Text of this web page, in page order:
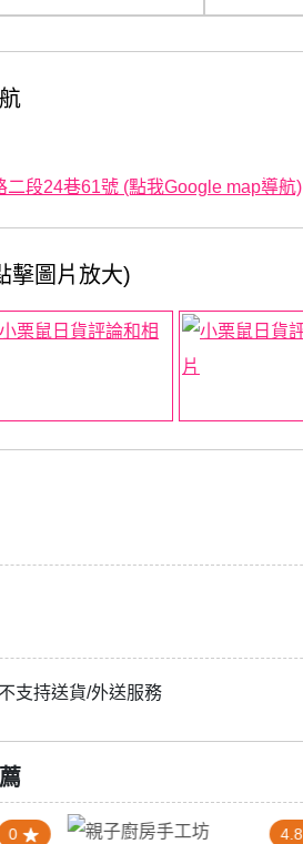
二段24巷61號 (點我Google map導航)
擊圖片放大)
不支持送貨/外送服務
0 4.8